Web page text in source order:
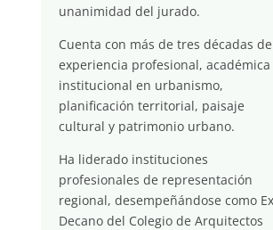
unanimidad del jurado.
Cuenta con más de tres décadas de
experiencia profesional, académica
institucional en urbanismo,
planificación territorial, paisaje
cultural y patrimonio urbano.
Ha liderado instituciones
profesionales de representación
regional, desempeñándose como
Decano del Colegio de Arquitectos